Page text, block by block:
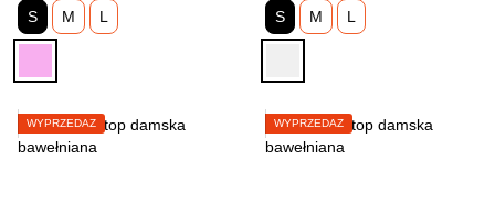
S M L S M L
WYPRZEDAŻ WYPRZEDAŻ